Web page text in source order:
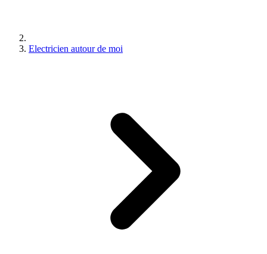
Electricien autour de moi